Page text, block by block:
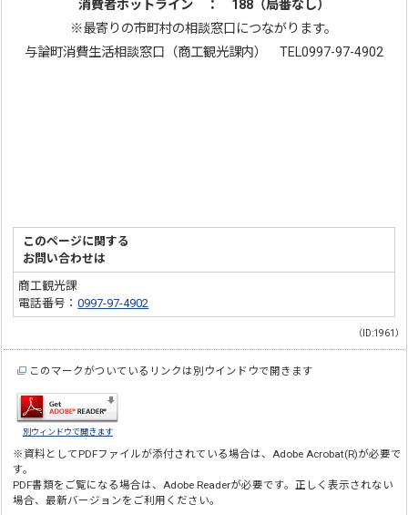
消費者ホットライン ： 188（局番なし）
※最寄りの市町村の相談窓口につながります。
与論町消費生活相談窓口（商工観光課内） TEL0997-97-4902
このページに関する
お問い合わせは
商工観光課
電話番号：0997-97-4902
（ID:1961）
このマークがついているリンクは別ウインドウで開きます
別ウィンドウで開きます
※資料としてPDFファイルが添付されている場合は、Adobe Acrobat(R)が必要で
す。
PDF書類をご覧になる場合は、Adobe Readerが必要です。正しく表示されない
場合、最新バージョンをご利用ください。